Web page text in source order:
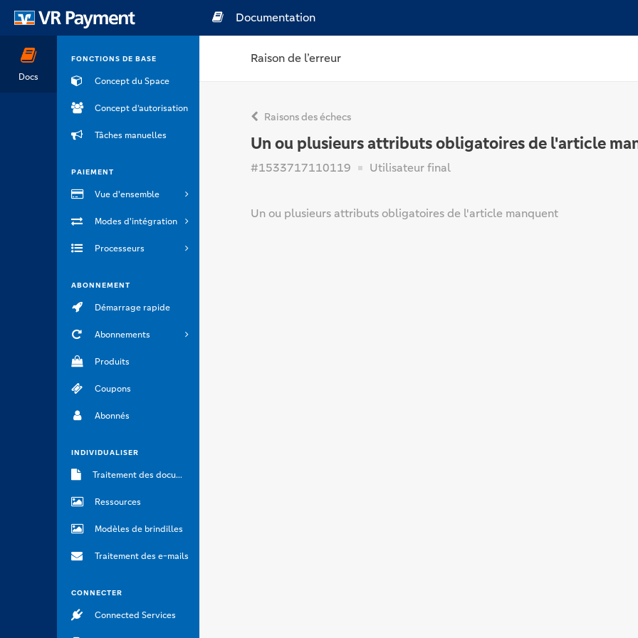
Docs
FONCTIONS DE BASE
Concept du Space
Concept d’autorisation
Tâches manuelles
PAIEMENT
Vue d'ensemble
Modes d'intégration
Processeurs
ABONNEMENT
Démarrage rapide
Abonnements
Produits
Coupons
Abonnés
INDIVIDUALISER
Traitement des documents
Ressources
Modèles de brindilles
Traitement des e-mails
CONNECTER
Connected Services
Documentation
Raison de l’erreur
Raisons des échecs
Un ou plusieurs attributs obligatoires de l'article
#1533717110119 Utilisateur final
Un ou plusieurs attributs obligatoires de l'article manquent